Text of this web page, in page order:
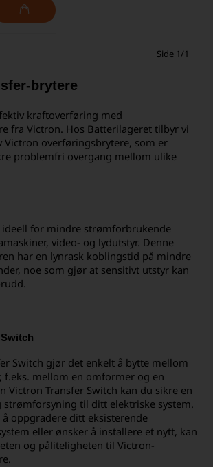
Side 1/1
brytere
kraftoverføring med
fra Victron. Hos Batterilageret tilbyr vi
Victron overføringsbrytere, som er
problemfri overgang mellom ulike
ideell for mindre strømforbrukende
video- og lydutstyr. Denne
har en lynrask koblingstid på mindre
noe som gjør at sensitivt utstyr kan
Switch gjør det enkelt å bytte mellom
f.eks. mellom en omformer og en
Victron Transfer Switch kan du sikre en
strømforsyning til ditt elektriske system.
oppgradere ditt eksisterende
eller ønsker å installere et nytt, kan
og påliteligheten til Victron-